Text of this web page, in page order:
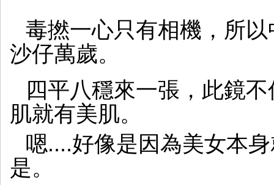
毒撚一心只有相機，所
沙仔萬歲。
四平八穩來一張，此鏡
肌就有美肌。
嗯....好像是因為美女本
是。